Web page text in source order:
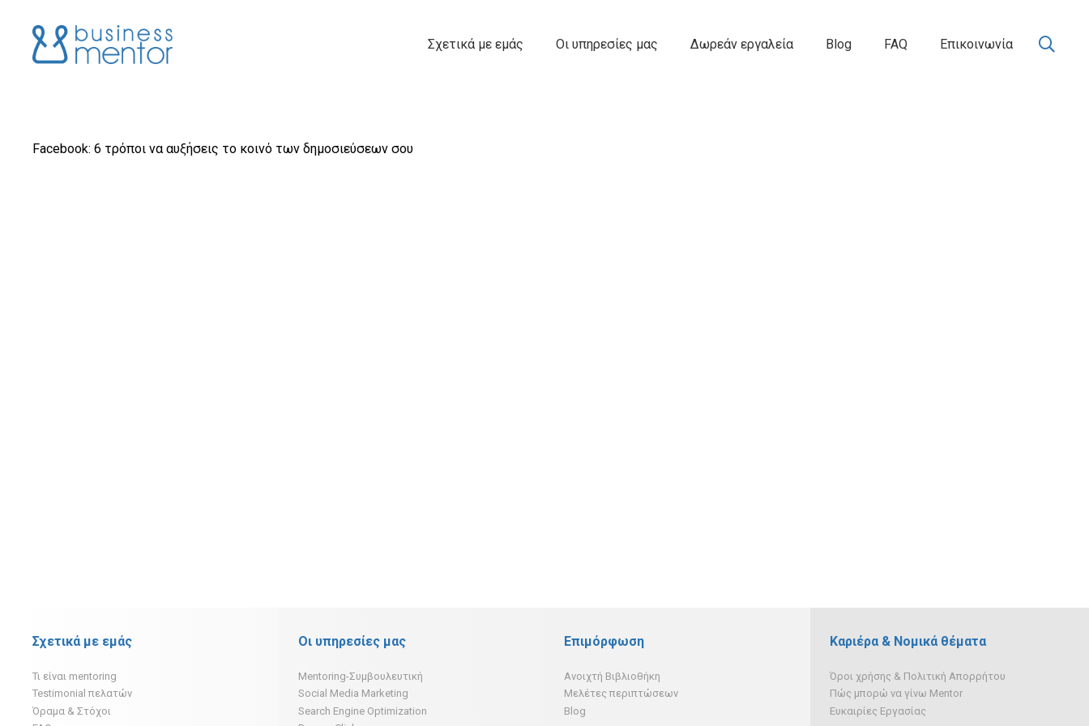
Σχετικά με εμάς Οι υπηρεσίες μας Δωρεάν εργαλεία Blog FAQ Επικοινωνία
Facebook: 6 τρόποι να αυξήσεις το κοινό των δημοσιεύσεων σου
Σχετικά με εμάς
Τι είναι mentoring
Testimonial πελατών
Όραμα & Στόχοι
Οι υπηρεσίες μας
Mentoring-Συμβουλευτική
Social Media Marketing
Search Engine Optimization
Επιμόρφωση
Ανοιχτή Βιβλιοθήκη
Μελέτες περιπτώσεων
Blog
Καριέρα & Νομικά θέματα
Όροι χρήσης & Πολιτική Απορρήτου
Πώς μπορώ να γίνω Mentor
Ευκαιρίες Εργασίας